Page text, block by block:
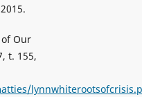
of Our
t. 155,